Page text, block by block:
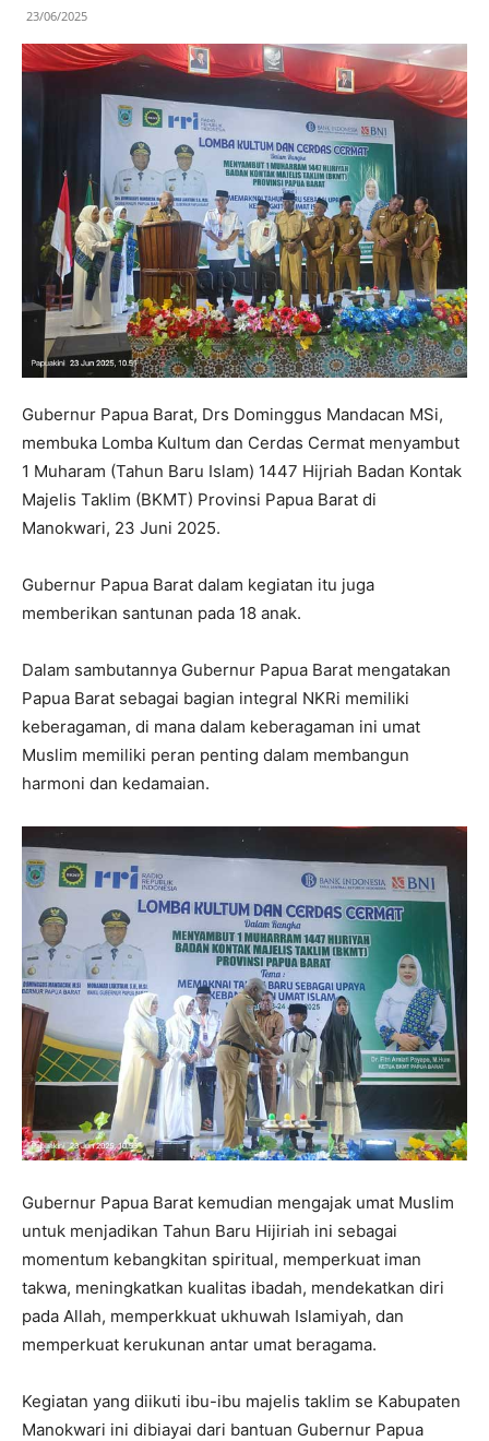
23/06/2025
Gubernur Papua Barat, Drs Dominggus Mandacan MSi,
membuka Lomba Kultum dan Cerdas Cermat menyambut
1 Muharam (Tahun Baru Islam) 1447 Hijriah Badan Kontak
Majelis Taklim (BKMT) Provinsi Papua Barat di
Manokwari, 23 Juni 2025.
Gubernur Papua Barat dalam kegiatan itu juga
memberikan santunan pada 18 anak.
Dalam sambutannya Gubernur Papua Barat mengatakan
Papua Barat sebagai bagian integral NKRi memiliki
keberagaman, di mana dalam keberagaman ini umat
Muslim memiliki peran penting dalam membangun
harmoni dan kedamaian.
Gubernur Papua Barat kemudian mengajak umat Muslim
untuk menjadikan Tahun Baru Hijiriah ini sebagai
momentum kebangkitan spiritual, memperkuat iman
takwa, meningkatkan kualitas ibadah, mendekatkan diri
pada Allah, memperkkuat ukhuwah Islamiyah, dan
memperkuat kerukunan antar umat beragama.
Kegiatan yang diikuti ibu-ibu majelis taklim se Kabupaten
Manokwari ini dibiayai dari bantuan Gubernur Papua